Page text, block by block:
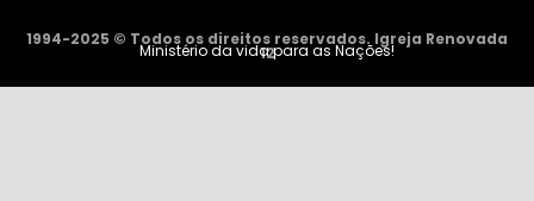
1994-2025 © Todos os direitos reservados. Igreja Renovada
12
Ministério da vida para as Nações!